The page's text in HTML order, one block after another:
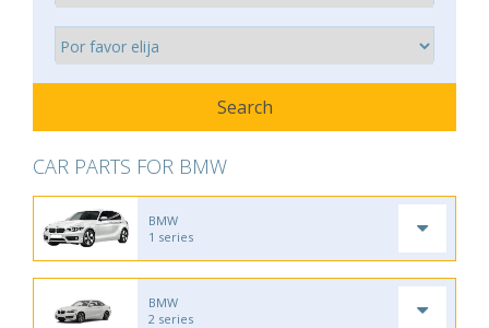
CAR PARTS FOR BMW
BMW
1 series
BMW
2 series